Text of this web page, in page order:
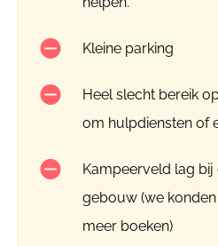
Kleine parking
Heel slecht bereik
om hulpdiensten of
Kampeerveld lag bij
gebouw (we
meer boeken)